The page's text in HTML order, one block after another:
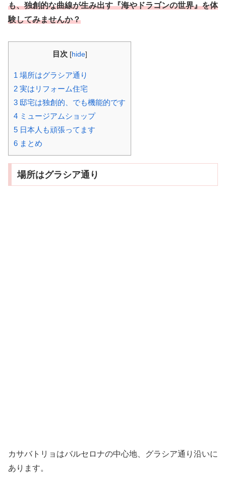
も、独創的な曲線が生み出す『海やドラゴンの世界』を体
験してみませんか？
目次 [hide]
1 場所はグラシア通り
2 実はリフォーム住宅
3 邸宅は独創的、でも機能的です
4 ミュージアムショップ
5 日本人も頑張ってます
6 まとめ
場所はグラシア通り
カサバトリョはバルセロナの中心地、グラシア通り沿いに
あります。